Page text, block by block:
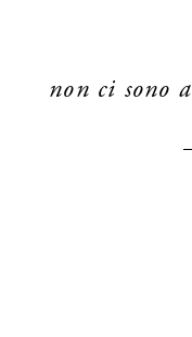
non ci sono